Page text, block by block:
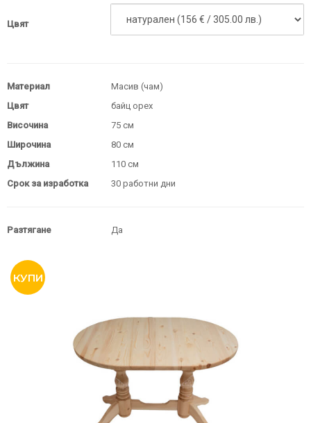
Цвят
Материал
Масив (чам)
Цвят
байц орех
Височина
75 см
Широчина
80 см
Дължина
110 см
Срок за изработка
30 работни дни
Разтягане Да